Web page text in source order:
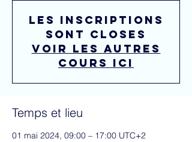
Les inscriptions
sont closes
Voir les autres
cours ici
Temps et lieu
01 mai 2024, 09:00 – 17:00 UTC+2